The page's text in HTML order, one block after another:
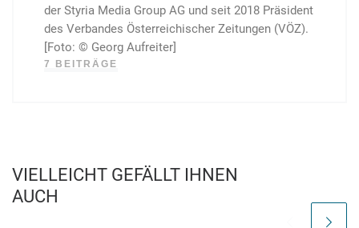
der Styria Media Group AG und seit 2018 Präsi­dent
des Ver­ban­des Öster­reichischer Zeitungen (VÖZ).
[Foto: © Georg Aufreiter]
7 BEITRÄGE
VIELLEICHT GEFÄLLT IHNEN
AUCH